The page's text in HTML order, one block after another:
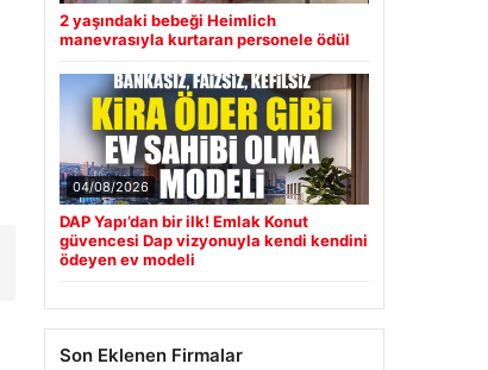
2 yaşındaki bebeği Heimlich
manevrasıyla kurtaran personele ödül
04/08/2026
DAP Yapı’dan bir ilk! Emlak Konut
güvencesi Dap vizyonuyla kendi kendini
ödeyen ev modeli
Son Eklenen Firmalar